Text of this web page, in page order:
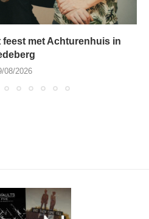
met Achturenhuis in
08/2026